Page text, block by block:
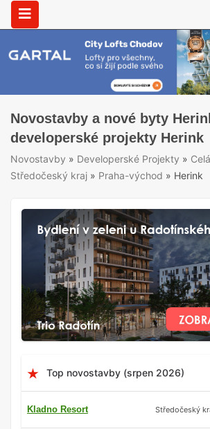
Novostavby a nové byty
developerské projekty Herink
Novostavby » Developerské Projekty »
Středočeský kraj » Praha-východ » Herink
Top novostavby (srpen 2026)
Kladno Resort Středočeský